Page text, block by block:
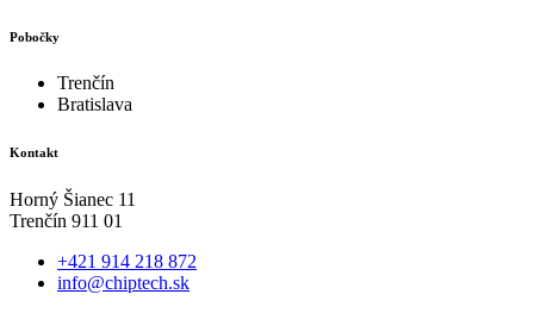
Pobočky
Trenčín
Bratislava
Kontakt
Horný Šianec 11
Trenčín 911 01
+421 914 218 872
info@chiptech.sk